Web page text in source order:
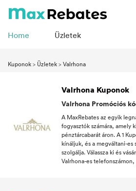
Home Üzletek
Kuponok> Üzletek>Valrhona
Valrhona Kuponok
Valrhona Promóciós
A MaxRebates az egyik
fogyasztók számára, amely
pénztárcabarát áron. A 1
kínáljuk, és a megváltani-
szolgálja. Válassza ki és
Valrhona-es telefonszámon,